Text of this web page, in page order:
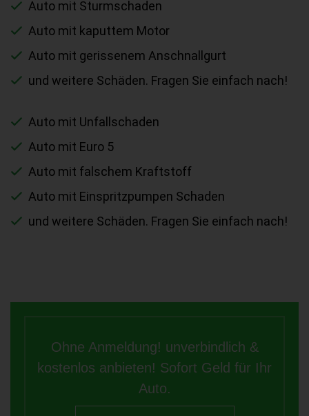
Auto mit Sturmschaden
Auto mit kaputtem Motor
Auto mit gerissenem Anschnallgurt
und weitere Schäden. Fragen Sie einfach nach!
Auto mit Unfallschaden
Auto mit Euro 5
Auto mit falschem Kraftstoff
Auto mit Einspritzpumpen Schaden
und weitere Schäden. Fragen Sie einfach nach!
Ohne Anmeldung! unverbindlich &
kostenlos anbieten! Sofort Geld für Ihr
Auto.